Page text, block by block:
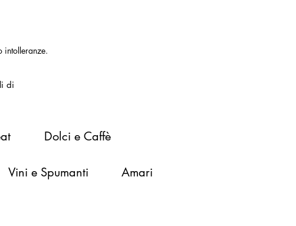
intolleranze.
di
Dolci e Caffè
Vini e Spumanti Amari